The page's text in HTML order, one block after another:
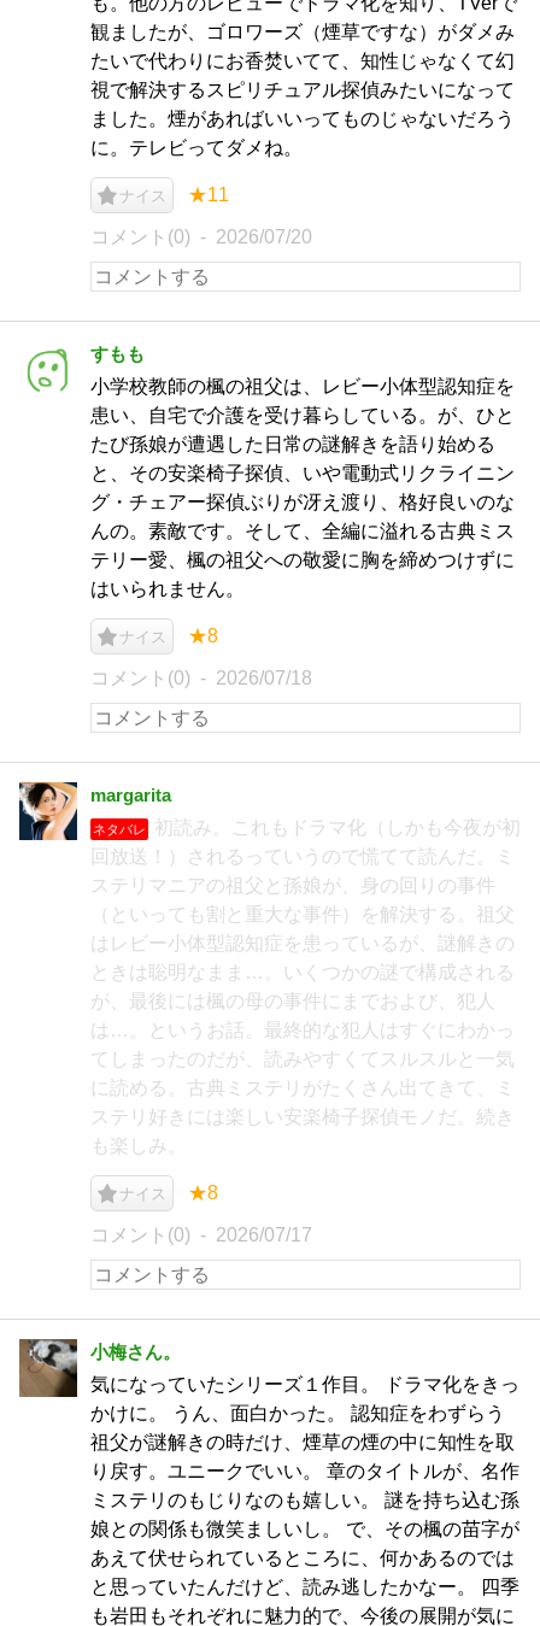
観ましたが、ゴロワーズ（煙草ですな）がダメみ
たいで代わりにお香焚いてて、知性じゃなくて幻
視で解決するスピリチュアル探偵みたいになって
ました。煙があればいいってものじゃないだろう
に。テレビってダメね。
ナイス ★11
コメント(0) 2026/07/20
すもも
小学校教師の楓の祖父は、レビー小体型認知症を
患い、自宅で介護を受け暮らしている。が、ひと
たび孫娘が遭遇した日常の謎解きを語り始める
と、その安楽椅子探偵、いや電動式リクライニン
グ・チェアー探偵ぶりが冴え渡り、格好良いのな
んの。素敵です。そして、全編に溢れる古典ミス
テリー愛、楓の祖父への敬愛に胸を締めつけずに
はいられません。
ナイス ★8
コメント(0) 2026/07/18
margarita
ネタバレ
初読み。これもドラマ化（しかも今夜が初
回放送！）されるっていうので慌てて読んだ。ミ
ステリマニアの祖父と孫娘が、身の回りの事件
（といっても割と重大な事件）を解決する。祖父
はレビー小体型認知症を患っているが、謎解きの
ときは聡明なまま…。いくつかの謎で構成される
が、最後には楓の母の事件にまでおよび、犯人
は…。というお話。最終的な犯人はすぐにわかっ
てしまったのだが、読みやすくてスルスルと一気
に読める。古典ミステリがたくさん出てきて、ミ
ステリ好きには楽しい安楽椅子探偵モノだ。続き
も楽しみ。
ナイス ★8
コメント(0) 2026/07/17
小梅さん。
気になっていたシリーズ１作目。 ドラマ化をきっ
かけに。 うん、面白かった。 認知症をわずらう
祖父が謎解きの時だけ、煙草の煙の中に知性を取
り戻す。ユニークでいい。 章のタイトルが、名作
ミステリのもじりなのも嬉しい。 謎を持ち込む孫
娘との関係も微笑ましいし。 で、その楓の苗字が
あえて伏せられているところに、何かあるのでは
と思っていたんだけど、読み逃したかなー。 四季
も岩田もそれぞれに魅力的で、今後の展開が気に